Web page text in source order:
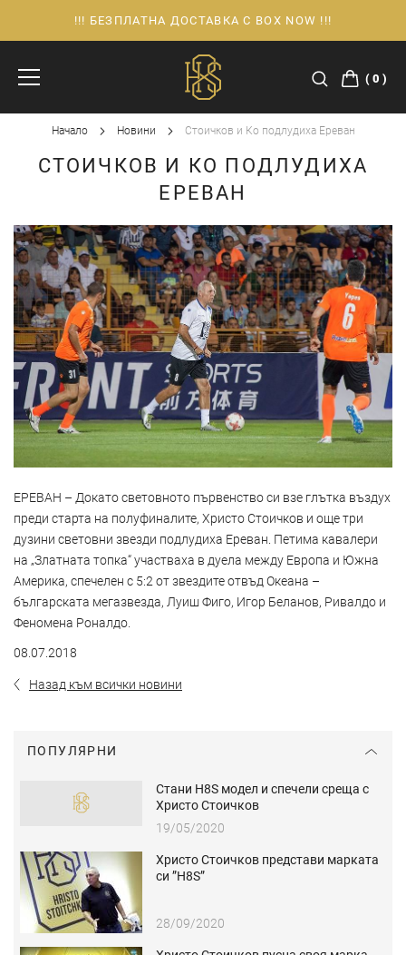
Прескачане
към
съдържанието
!!! БЕЗПЛАТНА ДОСТАВКА С BOX NOW !!!
0
Начало Новини Стоичков и Ко подлудиха Ереван
СТОИЧКОВ И КО ПОДЛУДИХА
ЕРЕВАН
ЕРЕВАН – Докато световното първенство си взе глътка въздух
преди старта на полуфиналите, Христо Стоичков и още три
дузини световни звезди подлудиха Ереван. Петима кавалери
на „Златната топка“ участваха в дуела между Европа и Южна
Америка, спечелен с 5:2 от звездите отвъд Океана –
българската мегазвезда, Луиш Фиго, Игор Беланов, Ривалдо и
Феномена Роналдо.
08.07.2018
Назад към всички новини
ПОПУЛЯРНИ
Стани H8S модел и спечели среща с
Христо Стоичков
19/05/2020
Христо Стоичков представи марката
си ”H8S”
28/09/2020